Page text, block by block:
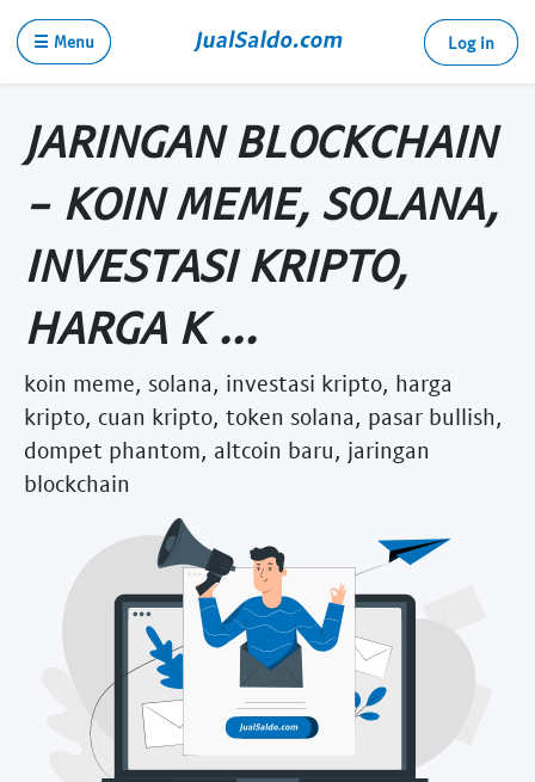
☰ Menu Log in
JARINGAN BLOCKCHAIN
- KOIN MEME, SOLANA,
INVESTASI KRIPTO,
HARGA K ...
koin meme, solana, investasi kripto, harga
kripto, cuan kripto, token solana, pasar bullish,
dompet phantom, altcoin baru, jaringan
blockchain